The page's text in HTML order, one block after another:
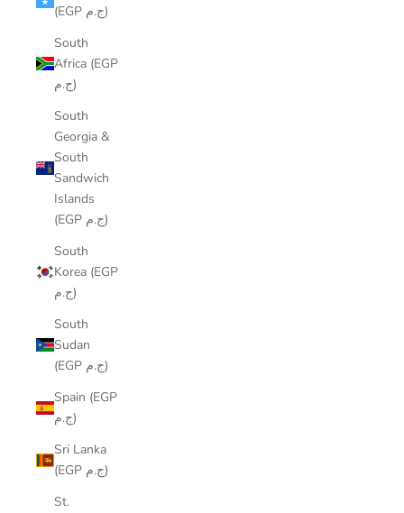
(EGP ج.م)
South
Africa (EGP
ج.م)
South
Georgia &
South
Sandwich
Islands
(EGP ج.م)
South
Korea (EGP
ج.م)
South
Sudan
(EGP ج.م)
Spain (EGP
ج.م)
Sri Lanka
(EGP ج.م)
St.